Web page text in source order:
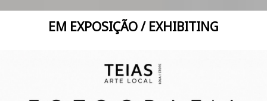
EM EXPOSIÇÃO / EXHIBITING